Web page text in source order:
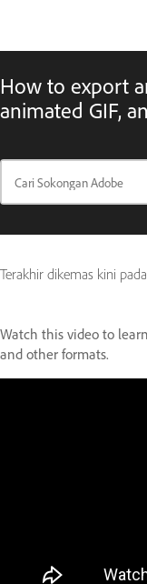
How to export
animated GIF,
Terakhir dikemas kini pada
Watch this video to
and other formats.